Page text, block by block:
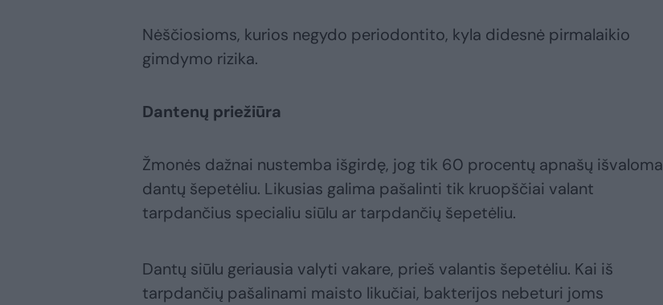
Nėščiosioms, kurios negydo periodontito, kyla didesnė pirmalaikio
gimdymo rizika.
Dantenų priežiūra
Žmonės dažnai nustemba išgirdę, jog tik 60 procentų apnašų išvaloma
dantų šepetėliu. Likusias galima pašalinti tik kruopščiai valant
tarpdančius specialiu siūlu ar tarpdančių šepetėliu.
Dantų siūlu geriausia valyti vakare, prieš valantis šepetėliu. Kai iš
tarpdančių pašalinami maisto likučiai, bakterijos nebeturi joms